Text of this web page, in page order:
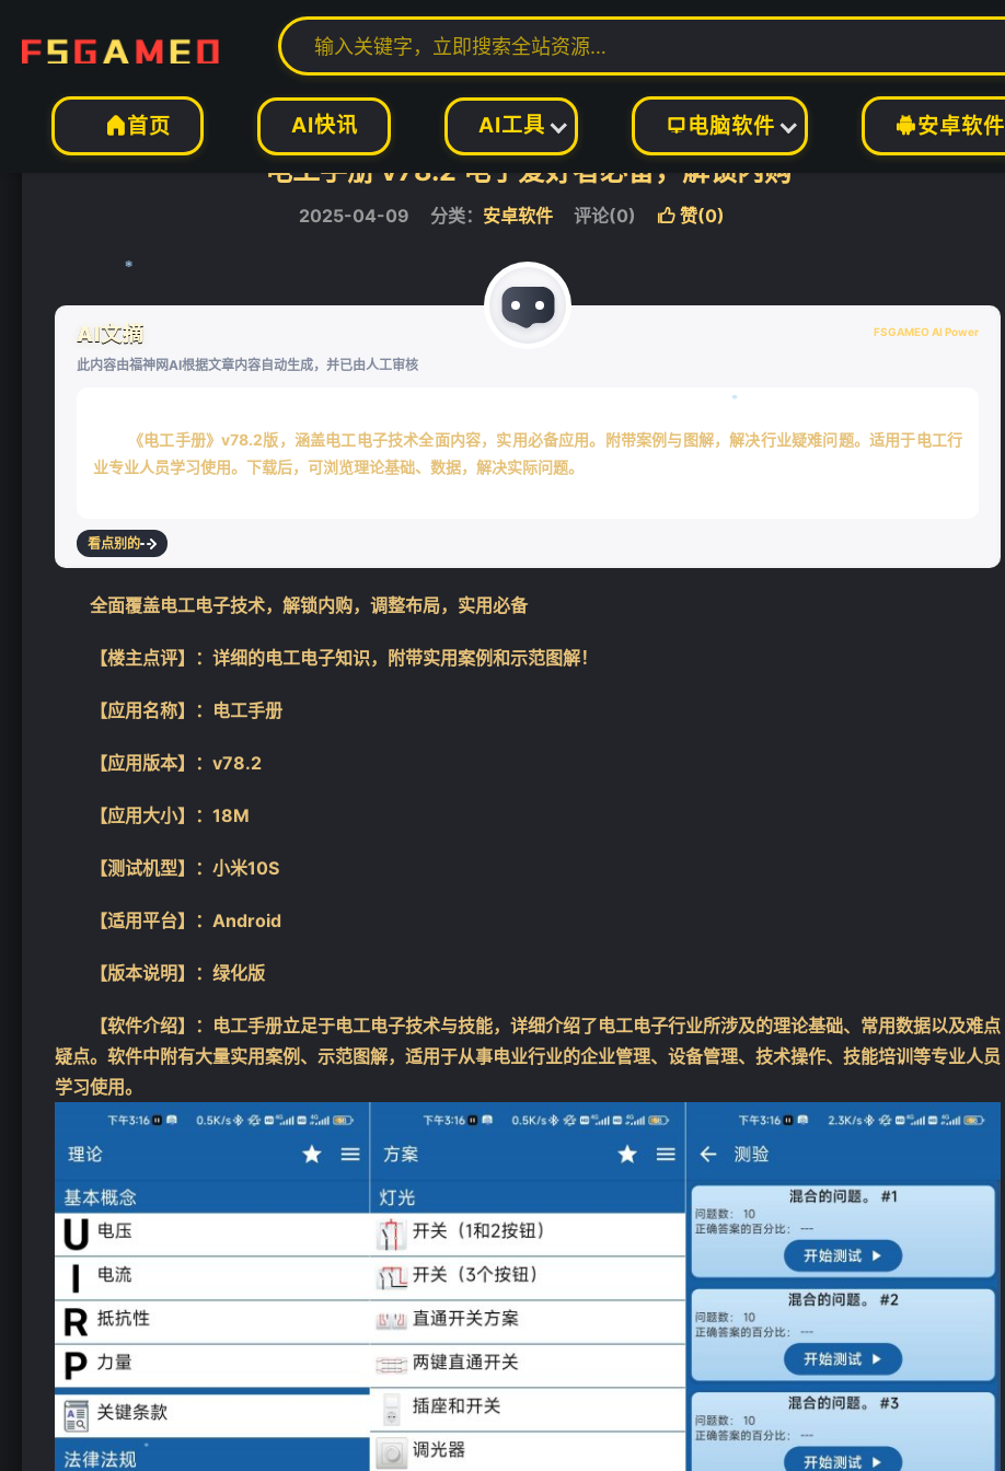
首页 AI快讯 AI工具  电脑软件 安卓软件
福神网-专注分享最实用的软件、工具、资讯  安卓软件  正文
电工手册 v78.2 电子爱好者必备，解锁内购
2025-04-09 分类： 安卓软件 评论(0)  赞(0)
AI文摘
此内容由福神网AI根据文章内容自动生成，并已由人工审核
FSGAMEO AI Power
《电工手册》v78.2版，涵盖电工电子技术全面内容，实用必备应用。附带案例与图解，解决行业疑难问题。适用于电工行
业专业人员学习使用。下载后，可浏览理论基础、数据，解决实际问题。
看点别的
全面覆盖电工电子技术，解锁内购，调整布局，实用必备
【楼主点评】：详细的电工电子知识，附带实用案例和示范图解！
【应用名称】：电工手册
【应用版本】：v78.2
【应用大小】：18M
【测试机型】：小米10S
【适用平台】：Android
【版本说明】：绿化版
【软件介绍】：电工手册立足于电工电子技术与技能，详细介绍了电工电子行业所涉及的理论基础、常用数据以及难点
疑点。软件中附有大量实用案例、示范图解，适用于从事电业行业的企业管理、设备管理、技术操作、技能培训等专业人员
学习使用。